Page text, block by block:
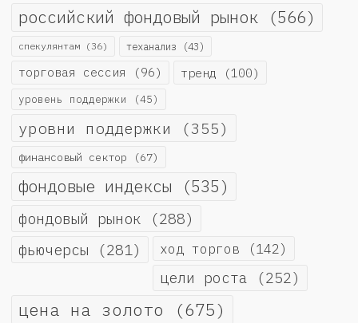
российский фондовый рынок (566)
спекулянтам (36) теханализ (43)
торговая сессия (96) тренд (100)
уровень поддержки (45)
уровни поддержки (355)
финансовый сектор (67)
фондовые индексы (535)
фондовый рынок (288)
фьючерсы (281) ход торгов (142)
цели роста (252)
цена на золото (675)